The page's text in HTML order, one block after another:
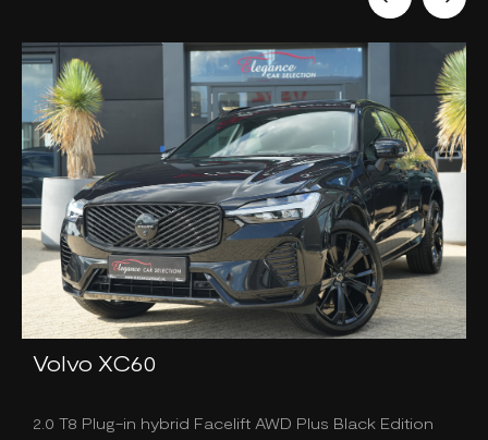
Volvo XC60
2.0 T8 Plug-in hybrid Facelift AWD Plus Black Edition